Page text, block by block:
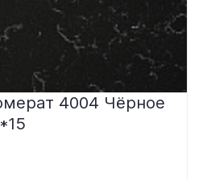
4004 Чёрное